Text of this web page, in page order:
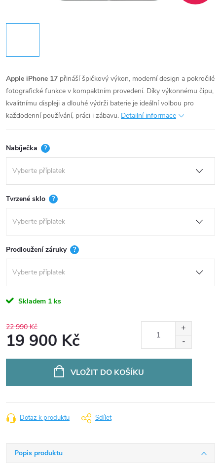
Apple iPhone 17 přináší špičkový výkon, moderní design a pokročilé
fotografické funkce v kompaktním provedení. Díky výkonnému čipu,
kvalitnímu displeji a dlouhé výdrži baterie je ideální volbou pro
každodenní používání, práci i zábavu. Detailní informace
Nabíječka ?
Tvrzené sklo ?
Prodloužení záruky ?
Skladem 1 ks
22 990 Kč
19 900 Kč
VLOŽIT DO KOŠÍKU
Dotaz k produktu Sdílet
Popis produktu